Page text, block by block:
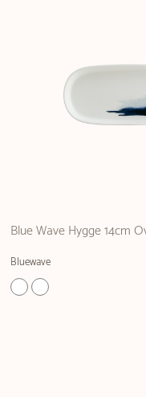
Blue Wave Hygge 14cm
Bluewave